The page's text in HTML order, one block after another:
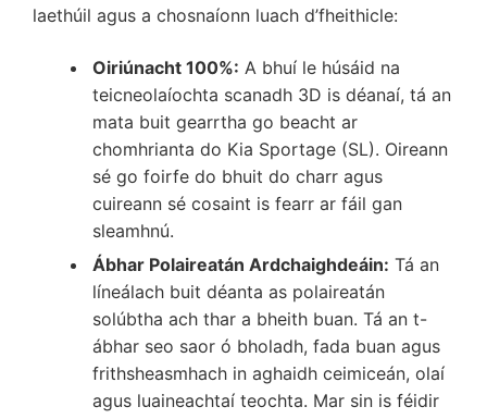
laethúil agus a chosnaíonn luach d’fheithicle:
Oiriúnacht 100%: A bhuí le húsáid na
teicneolaíochta scanadh 3D is déanaí, tá an
mata buit gearrtha go beacht ar
chomhrianta do Kia Sportage (SL). Oireann
sé go foirfe do bhuit do charr agus
cuireann sé cosaint is fearr ar fáil gan
sleamhnú.
Ábhar Polaireatán Ardchaighdeáin: Tá an
líneálach buit déanta as polaireatán
solúbtha ach thar a bheith buan. Tá an t-
ábhar seo saor ó bholadh, fada buan agus
frithsheasmhach in aghaidh ceimiceán, olaí
agus luaineachtaí teochta. Mar sin is féidir